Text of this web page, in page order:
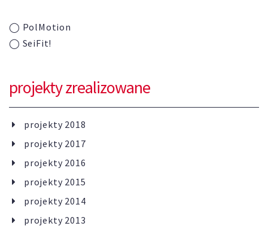
◯ PolMotion
◯ SeiFit!
projekty zrealizowane
projekty 2018
projekty 2017
projekty 2016
projekty 2015
projekty 2014
projekty 2013